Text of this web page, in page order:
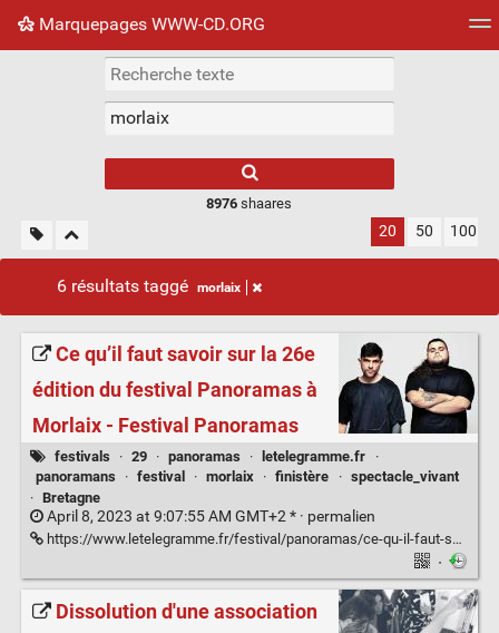
Marquepages WWW-CD.ORG
Nuage de tags Mur d'images
8976 shaares
20 50 100
6 résultats taggé morlaix
Ce qu’il faut savoir sur la 26e
édition du festival Panoramas à
Morlaix - Festival Panoramas
festivals · 29 · panoramas · letelegramme.fr
·
panoramans
· festival · morlaix · finistère · spectacle_vivant
· Bretagne
April 8, 2023 at 9:07:55 AM GMT+2 * · permalien
https://www.letelegramme.fr/festival/panoramas/ce-qu-il-faut-savoir-sur-la-26e-edition-du-festival-panoramas-a-morlaix-07-04-2023-13313822.php
·
Dissolution d'une association